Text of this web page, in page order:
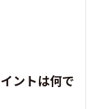
ントは何で